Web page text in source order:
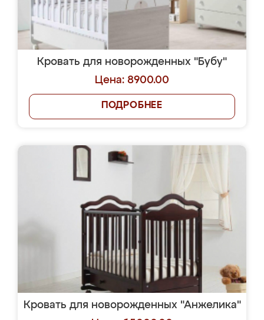
Кровать для новорожденных "Бубу"
Цена: 8900.00
ПОДРОБНЕЕ
Кровать для новорожденных "Анжелика"